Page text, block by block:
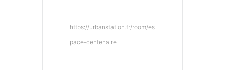
https://urbanstation.fr/room/es
pace-centenaire